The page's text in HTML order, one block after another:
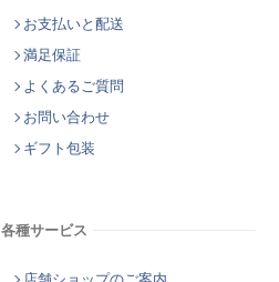
お支払いと配送
満足保証
よくあるご質問
お問い合わせ
ギフト包装
各種サービス